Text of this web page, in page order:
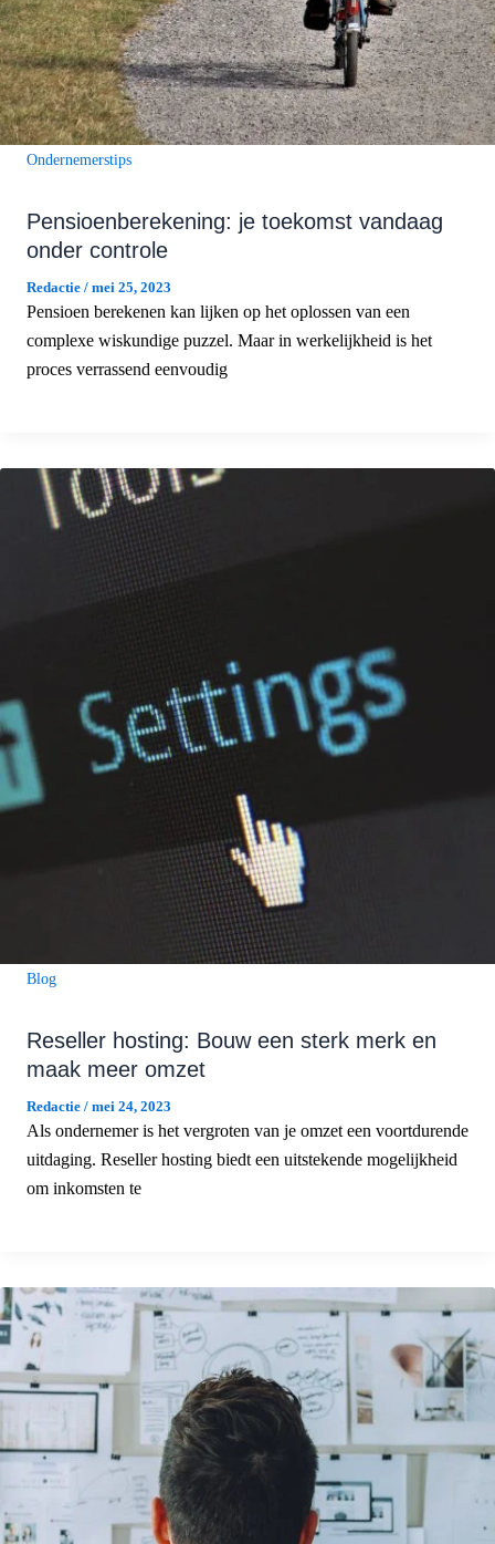
Ondernemerstips
Pensioenberekening: je toekomst vandaag
onder controle
Redactie / mei 25, 2023
Pensioen berekenen kan lijken op het oplossen van een
complexe wiskundige puzzel. Maar in werkelijkheid is het
proces verrassend eenvoudig
Blog
Reseller hosting: Bouw een sterk merk en
maak meer omzet
Redactie / mei 24, 2023
Als ondernemer is het vergroten van je omzet een voortdurende
uitdaging. Reseller hosting biedt een uitstekende mogelijkheid
om inkomsten te